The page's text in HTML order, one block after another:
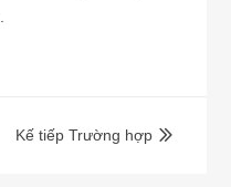

Kế tiếp Trường hợp